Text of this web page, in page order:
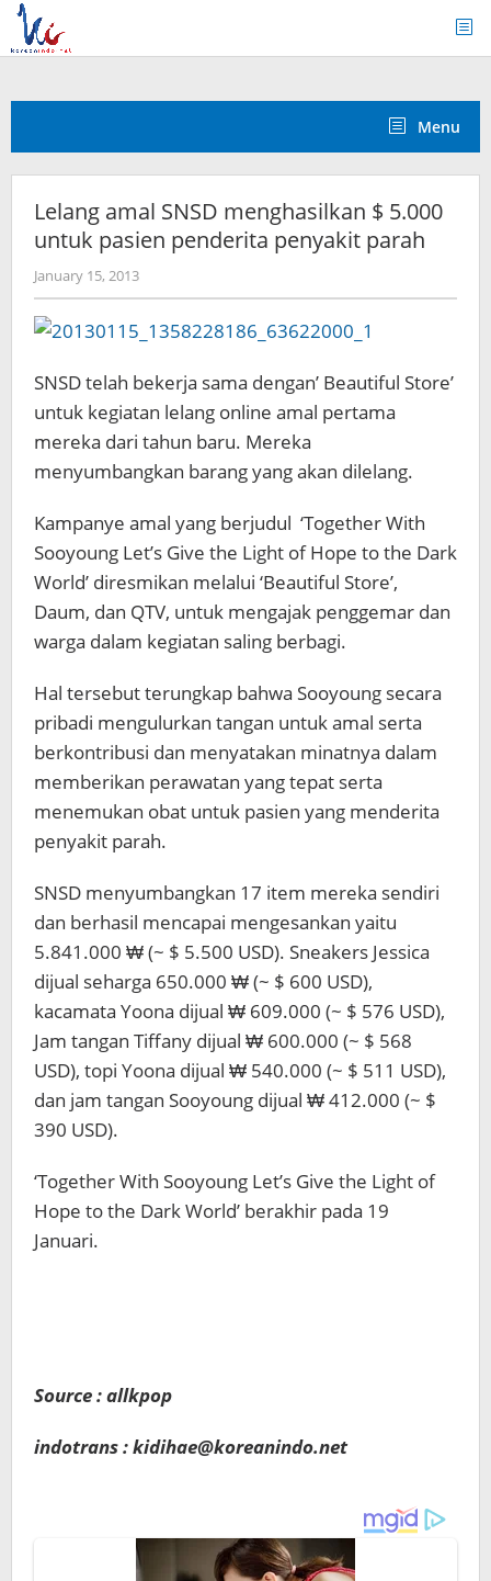
Skip
content
Menu
Lelang amal SNSD menghasilkan $ 5.000
untuk pasien penderita penyakit parah
January 15, 2013by
Koreanindo
SNSD telah bekerja sama dengan’ Beautiful Store’
untuk kegiatan lelang online amal pertama
mereka dari tahun baru. Mereka
menyumbangkan barang yang akan dilelang.
Kampanye amal yang berjudul ‘Together With
Sooyoung Let’s Give the Light of Hope to the Dark
World’ diresmikan melalui ‘Beautiful Store’,
Daum, dan QTV, untuk mengajak penggemar dan
warga dalam kegiatan saling berbagi.
Hal tersebut terungkap bahwa Sooyoung secara
pribadi mengulurkan tangan untuk amal serta
berkontribusi dan menyatakan minatnya dalam
memberikan perawatan yang tepat serta
menemukan obat untuk pasien yang menderita
penyakit parah.
SNSD menyumbangkan 17 item mereka sendiri
dan berhasil mencapai mengesankan yaitu
5.841.000 ₩ (~ $ 5.500 USD). Sneakers Jessica
dijual seharga 650.000 ₩ (~ $ 600 USD),
kacamata Yoona dijual ₩ 609.000 (~ $ 576 USD),
Jam tangan Tiffany dijual ₩ 600.000 (~ $ 568
USD), topi Yoona dijual ₩ 540.000 (~ $ 511 USD),
dan jam tangan Sooyoung dijual ₩ 412.000 (~ $
390 USD).
‘Together With Sooyoung Let’s Give the Light of
Hope to the Dark World’ berakhir pada 19
Januari.
Source : allkpop
indotrans : kidihae@koreanindo.net